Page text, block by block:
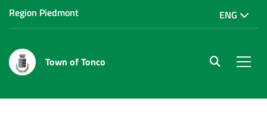
Region Piedmont ENG
Town of Tonco site.searc